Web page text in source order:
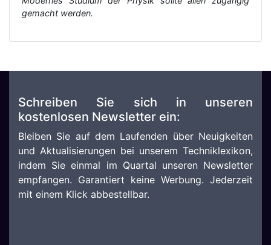
gemacht werden.
Schreiben Sie sich in unseren
kostenlosen Newsletter ein:
Bleiben Sie auf dem Laufenden über Neuigkeiten
und Aktualisierungen bei unserem Techniklexikon,
indem Sie einmal im Quartal unseren Newsletter
empfangen. Garantiert keine Werbung. Jederzeit
mit einem Klick abbestellbar.